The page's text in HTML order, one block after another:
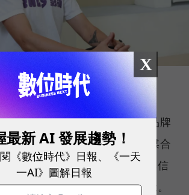
執行長 林合政 圖／ 數位時代
蔡雅藍（Blue）進一步拆解品牌
。第一步，由 INLY AI 網紅媒合
合的創作者，以內容建立品牌信
，為品牌累積第一波成長動能。
X
最新 AI 發展趨勢！
《數位時代》日報、《一天
一AI》圖解日報